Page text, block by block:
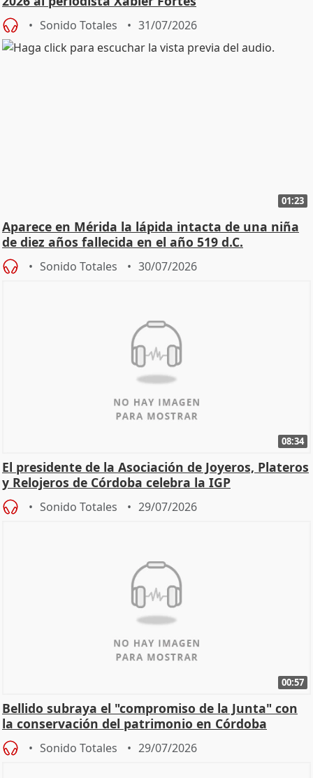
Sonido Totales 31/07/2026
01:23
Aparece en Mérida la lápida intacta de una niña
de diez años fallecida en el año 519 d.C.
Sonido Totales 30/07/2026
08:34
El presidente de la Asociación de Joyeros, Plateros
y Relojeros de Córdoba celebra la IGP
Sonido Totales 29/07/2026
00:57
Bellido subraya el "compromiso de la Junta" con
la conservación del patrimonio en Córdoba
Sonido Totales 29/07/2026